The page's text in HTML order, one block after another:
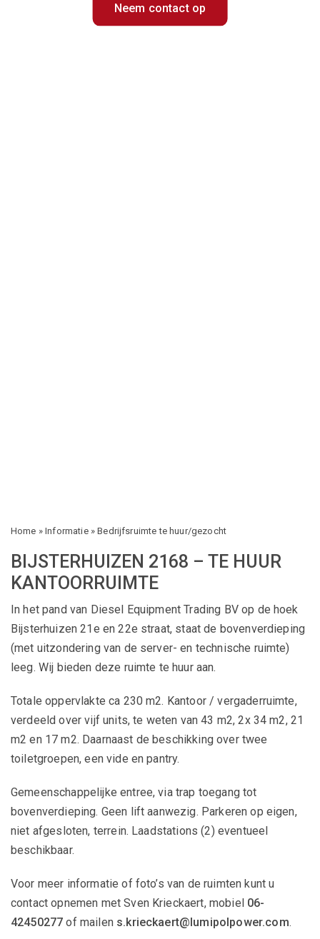
Neem contact op
Home »Informatie»Bedrijfsruimte te huur/gezocht
BIJSTERHUIZEN 2168 – TE HUUR
KANTOORRUIMTE
In het pand van Diesel Equipment Trading BV op de hoek
Bijsterhuizen 21e en 22e straat, staat de bovenverdieping
(met uitzondering van de server- en technische ruimte)
leeg. Wij bieden deze ruimte te huur aan.
Totale oppervlakte ca 230 m2. Kantoor / vergaderruimte,
verdeeld over vijf units, te weten van 43 m2, 2x 34 m2, 21
m2 en 17 m2. Daarnaast de beschikking over twee
toiletgroepen, een vide en pantry.
Gemeenschappelijke entree, via trap toegang tot
bovenverdieping. Geen lift aanwezig. Parkeren op eigen,
niet afgesloten, terrein. Laadstations (2) eventueel
beschikbaar.
Voor meer informatie of foto’s van de ruimten kunt u
contact opnemen met Sven Krieckaert, mobiel 06-
42450277 of mailen s.krieckaert@lumipolpower.com.